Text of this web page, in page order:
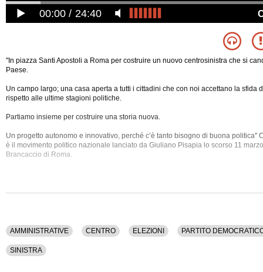
00:00 24:40
"In piazza Santi Apostoli a Roma per costruire un nuovo centrosinistra che si
Paese.
Un campo largo; una casa aperta a tutti i cittadini che con noi accettano la sfida
rispetto alle ultime stagioni politiche.
Partiamo insieme per costruire una storia nuova.
Un progetto autonomo e innovativo, perché c’è tanto bisogno di buona politica"
è il movimento politico nazionale lanciato da Giuliano Pisapia lo scorso 11
Brancaccio di Roma.
Sinistra Italiana - Sinistra Ecologia Libertà - Possibile), Massimo D'Alema
Fondazione Italianieuropei e presidente della FEPS), Giovanni Cuperlo
Democratico), Nicola Zingaretti (presidente della Regione Lazio, Partito
Orlando (ministro della Giustizia, Partito Democratico), Pier Luigi Bersani
AMMINISTRATIVE CENTRO ELEZIONI PARTITO
SINISTRA